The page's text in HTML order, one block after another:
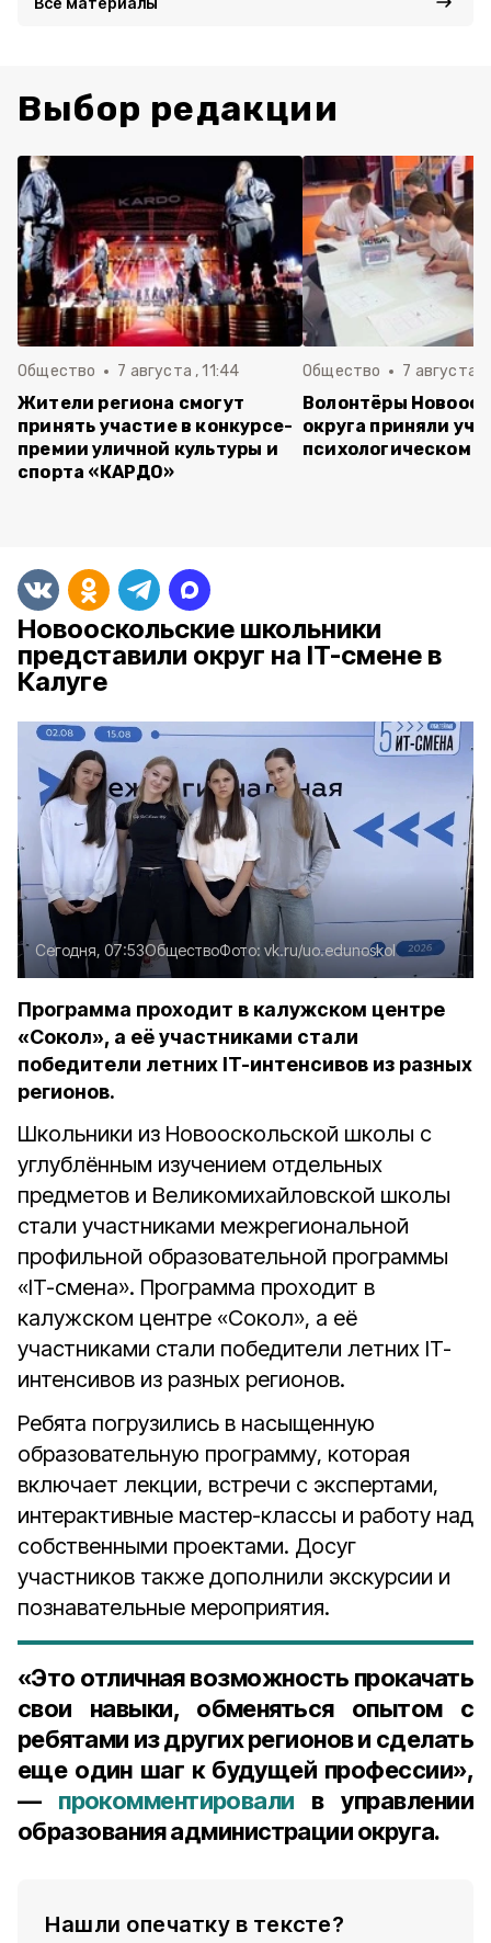
Выбор редакции
Общество 7 августа , 11:44
Жители региона смогут
принять участие в конкурсе-
премии уличной культуры и
спорта «КАРДО»
Общество 7 августа ,
Волонтёры
округа приняли
психологическом
Новооскольские школьники
представили округ на IT-смене в
Калуге
Сегодня, 07:53ОбществоФото: vk.ru/uo.edunoskol
Программа проходит в калужском центре
«Сокол», а её участниками стали
победители летних IT-интенсивов из разных
регионов.
Школьники из Новооскольской школы с
углублённым изучением отдельных
предметов и Великомихайловской школы
стали участниками межрегиональной
профильной образовательной программы
«IT-смена». Программа проходит в
калужском центре «Сокол», а её
участниками стали победители летних IT-
интенсивов из разных регионов.
Ребята погрузились в насыщенную
образовательную программу, которая
включает лекции, встречи с экспертами,
интерактивные мастер-классы и работу над
собственными проектами. Досуг
участников также дополнили экскурсии и
познавательные мероприятия.
«Это отличная возможность прокачать
свои навыки, обменяться опытом с
ребятами из других регионов и сделать
еще один шаг к будущей профессии»,
— прокомментировали в управлении
образования администрации округа.
Нашли опечатку в тексте?